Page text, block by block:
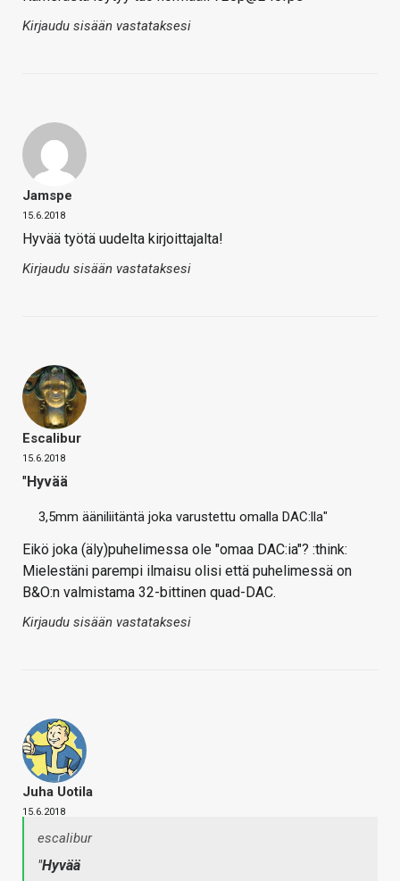
Kirjaudu sisään vastataksesi
Jamspe
15.6.2018
Hyvää työtä uudelta kirjoittajalta!
Kirjaudu sisään vastataksesi
Escalibur
15.6.2018
"Hyvää
3,5mm ääniliitäntä joka varustettu omalla DAC:lla"
Eikö joka (äly)puhelimessa ole "omaa DAC:ia"? :think:
Mielestäni parempi ilmaisu olisi että puhelimessä on
B&O:n valmistama 32-bittinen quad-DAC.
Kirjaudu sisään vastataksesi
Juha Uotila
15.6.2018
escalibur
"Hyvää